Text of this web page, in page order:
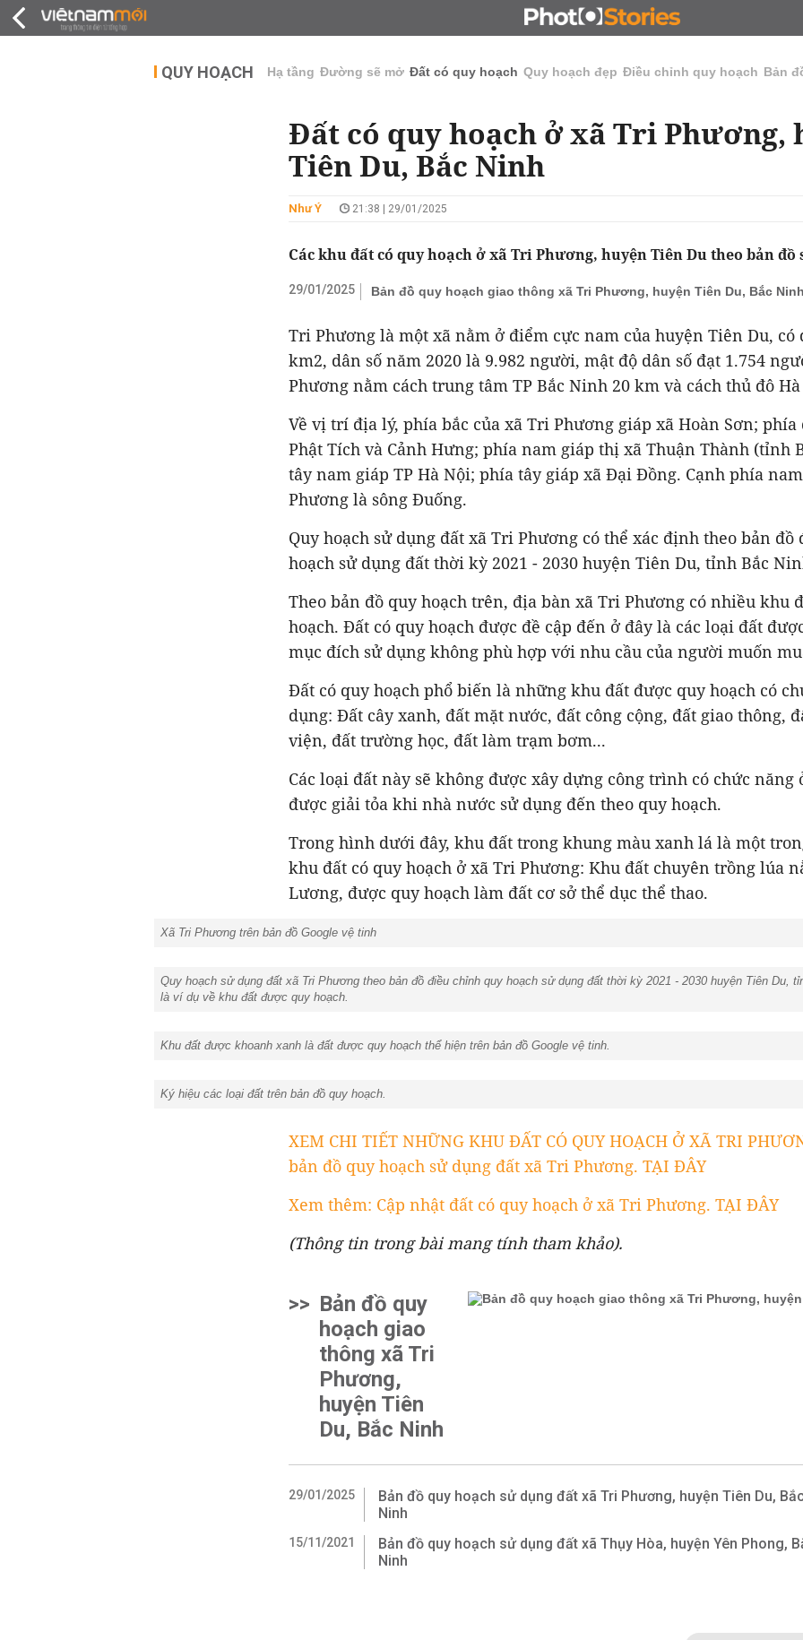
ĐẤU GIÁ - ĐẤU THẦU KINH DOANH
QUY HOẠCH Hạ tầng Đường sẽ mở Đất có quy hoạch Quy hoạch đẹp Điều chỉnh quy hoạch Bản
Đất có quy hoạch ở xã Tri Phương,
Tiên Du, Bắc Ninh
Như Ý 21:38 | 29/01/2025
Các khu đất có quy hoạch ở xã Tri Phương, huyện Tiên Du theo bản đồ
29/01/2025 Bản đồ quy hoạch giao thông xã Tri Phương, huyện Tiên Du, Bắc
Tri Phương là một xã nằm ở điểm cực nam của huyện Tiên Du, có
km2, dân số năm 2020 là 9.982 người, mật độ dân số đạt 1.754
Phương nằm cách trung tâm TP Bắc Ninh 20 km và cách thủ đô
Về vị trí địa lý, phía bắc của xã Tri Phương giáp xã Hoàn Sơn; phía
Phật Tích và Cảnh Hưng; phía nam giáp thị xã Thuận Thành (tỉnh
tây nam giáp TP Hà Nội; phía tây giáp xã Đại Đồng. Cạnh phía
Phương là sông Đuống.
Quy hoạch sử dụng đất xã Tri Phương có thể xác định theo bản
hoạch sử dụng đất thời kỳ 2021 - 2030 huyện Tiên Du, tỉnh Bắc
Theo bản đồ quy hoạch trên, địa bàn xã Tri Phương có nhiều khu
hoạch. Đất có quy hoạch được đề cập đến ở đây là các loại đất
mục đích sử dụng không phù hợp với nhu cầu của người muốn
Đất có quy hoạch phổ biến là những khu đất được quy hoạch có
dụng: Đất cây xanh, đất mặt nước, đất công cộng, đất giao thông,
viện, đất trường học, đất làm trạm bơm...
Các loại đất này sẽ không được xây dựng công trình có chức năng
được giải tỏa khi nhà nước sử dụng đến theo quy hoạch.
Trong hình dưới đây, khu đất trong khung màu xanh lá là một
khu đất có quy hoạch ở xã Tri Phương: Khu đất chuyên trồng lúa
Lương, được quy hoạch làm đất cơ sở thể dục thể thao.
Xã Tri Phương trên bản đồ Google vệ tinh
Quy hoạch sử dụng đất xã Tri Phương theo bản đồ điều chỉnh quy hoạch sử dụng đất thời kỳ 2021 - 2030 huyện Tiên Du,
là ví dụ về khu đất được quy hoạch.
Khu đất được khoanh xanh là đất được quy hoạch thể hiện trên bản đồ Google vệ tinh.
Ký hiệu các loại đất trên bản đồ quy hoạch.
XEM CHI TIẾT NHỮNG KHU ĐẤT CÓ QUY HOẠCH Ở XÃ TRI
bản đồ quy hoạch sử dụng đất xã Tri Phương. TẠI ĐÂY
Xem thêm: Cập nhật đất có quy hoạch ở xã Tri Phương. TẠI ĐÂY
(Thông tin trong bài mang tính tham khảo).
>> Bản đồ quy
hoạch giao
thông xã Tri
Phương,
huyện Tiên
Du, Bắc Ninh
29/01/2025
Bản đồ quy hoạch sử dụng đất xã Tri Phương, huyện Tiên Du,
Ninh
15/11/2021
Bản đồ quy hoạch sử dụng đất xã Thụy Hòa, huyện Yên Phong,
Ninh